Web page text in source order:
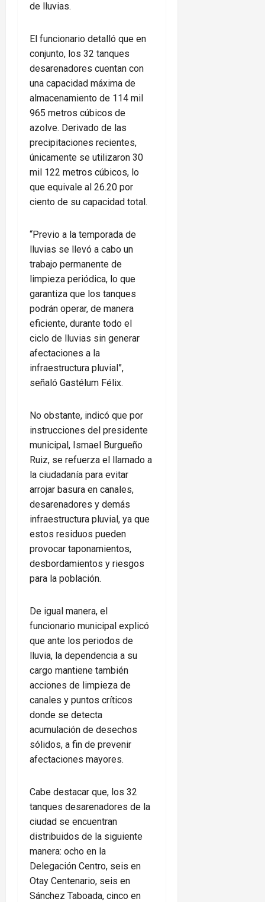
de lluvias.
El funcionario detalló que en
conjunto, los 32 tanques
desarenadores cuentan con
una capacidad máxima de
almacenamiento de 114 mil
965 metros cúbicos de
azolve. Derivado de las
precipitaciones recientes,
únicamente se utilizaron 30
mil 122 metros cúbicos, lo
que equivale al 26.20 por
ciento de su capacidad total.
“Previo a la temporada de
lluvias se llevó a cabo un
trabajo permanente de
limpieza periódica, lo que
garantiza que los tanques
podrán operar, de manera
eficiente, durante todo el
ciclo de lluvias sin generar
afectaciones a la
infraestructura pluvial”,
señaló Gastélum Félix.
No obstante, indicó que por
instrucciones del presidente
municipal, Ismael Burgueño
Ruiz, se refuerza el llamado a
la ciudadanía para evitar
arrojar basura en canales,
desarenadores y demás
infraestructura pluvial, ya que
estos residuos pueden
provocar taponamientos,
desbordamientos y riesgos
para la población.
De igual manera, el
funcionario municipal explicó
que ante los periodos de
lluvia, la dependencia a su
cargo mantiene también
acciones de limpieza de
canales y puntos críticos
donde se detecta
acumulación de desechos
sólidos, a fin de prevenir
afectaciones mayores.
Cabe destacar que, los 32
tanques desarenadores de la
ciudad se encuentran
distribuidos de la siguiente
manera: ocho en la
Delegación Centro, seis en
Otay Centenario, seis en
Sánchez Taboada, cinco en